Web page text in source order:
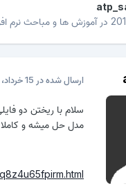
درآموزش ها و مباحث نرم
ارسال شده در 15 خرداد، 2015
سلام با ریختن دو
مدل حل میشه و کاملا